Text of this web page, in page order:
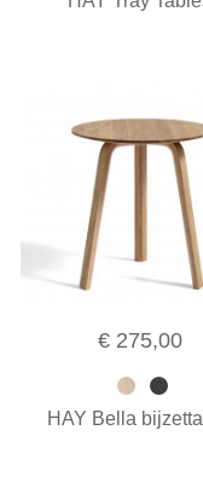
€ 275,00
HAY Bella